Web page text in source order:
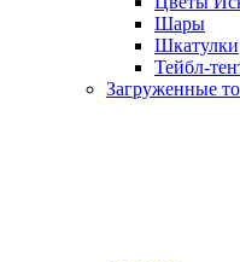
Шары
Шкатулки
Тейбл-
Загруженные